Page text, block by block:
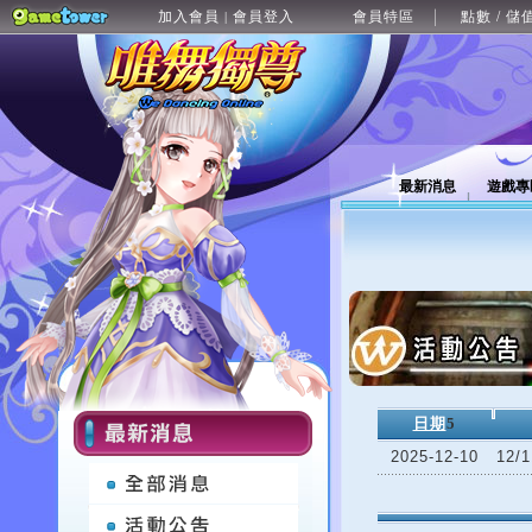
加入會員 | 會員登入 會員特區 點數 / 儲
最新消息 遊戲
日期 5
2025-12-10
12/